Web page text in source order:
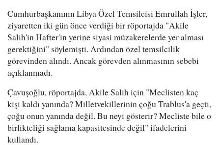
Cumhurbaşkanının Libya Özel Temsilcisi Emrullah İşler,
ziyaretten iki gün önce verdiği bir röportajda "Akile
Salih'in Hafter'in yerine siyasi müzakerelerde yer alması
gerektiğini" söylemişti. Ardından özel temsilcilik
görevinden alındı. Ancak görevden alınmasının sebebi
açıklanmadı.
Çavuşoğlu, röportajda, Akile Salih için "Meclisten kaç
kişi kaldı yanında? Milletvekillerinin çoğu Trablus'a geçti,
çoğu onun yanında değil. Bu neyi gösterir? Mecliste bile o
birlikteliği sağlama kapasitesinde değil" ifadelerini
kullandı.